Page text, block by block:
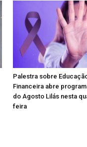
Palestra sobre
Financeira abre
do Agosto Lilás nesta
feira